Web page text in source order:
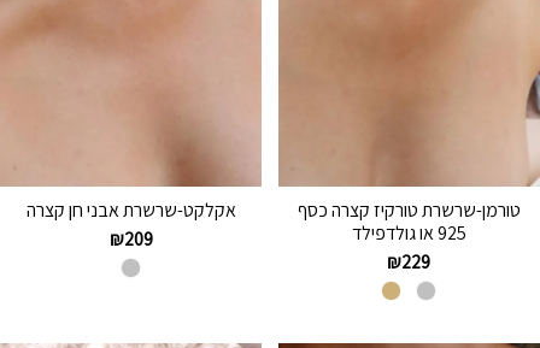
טורמן-שרשרת טורקיז קצרה כסף
925 או גולדפילד
₪229
אקלקט-שרשרת אבני חן קצרה
₪209